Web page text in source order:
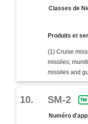
Classes de
Produits et
(1) Cruise
missiles;
missiles and
10. SM-2
Numéro